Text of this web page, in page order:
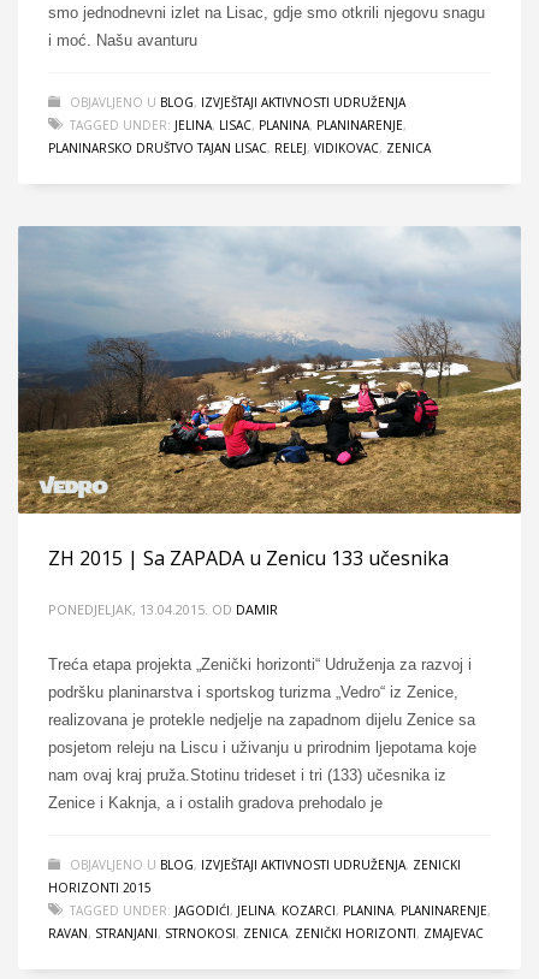
smo jednodnevni izlet na Lisac, gdje smo otkrili njegovu snagu
i moć. Našu avanturu
OBJAVLJENO U BLOG, IZVJEŠTAJI AKTIVNOSTI UDRUŽENJA
TAGGED UNDER: JELINA, LISAC, PLANINA, PLANINARENJE,
PLANINARSKO DRUŠTVO TAJAN LISAC, RELEJ, VIDIKOVAC, ZENICA
ZH 2015 | Sa ZAPADA u Zenicu 133 učesnika
PONEDJELJAK, 13.04.2015. OD DAMIR
Treća etapa projekta „Zenički horizonti“ Udruženja za razvoj i
podršku planinarstva i sportskog turizma „Vedro“ iz Zenice,
realizovana je protekle nedjelje na zapadnom dijelu Zenice sa
posjetom releju na Liscu i uživanju u prirodnim ljepotama koje
nam ovaj kraj pruža.Stotinu trideset i tri (133) učesnika iz
Zenice i Kaknja, a i ostalih gradova prehodalo je
OBJAVLJENO U BLOG, IZVJEŠTAJI AKTIVNOSTI UDRUŽENJA, ZENICKI
HORIZONTI 2015
TAGGED UNDER: JAGODIĆI, JELINA, KOZARCI, PLANINA, PLANINARENJE,
RAVAN, STRANJANI, STRNOKOSI, ZENICA, ZENIČKI HORIZONTI, ZMAJEVAC